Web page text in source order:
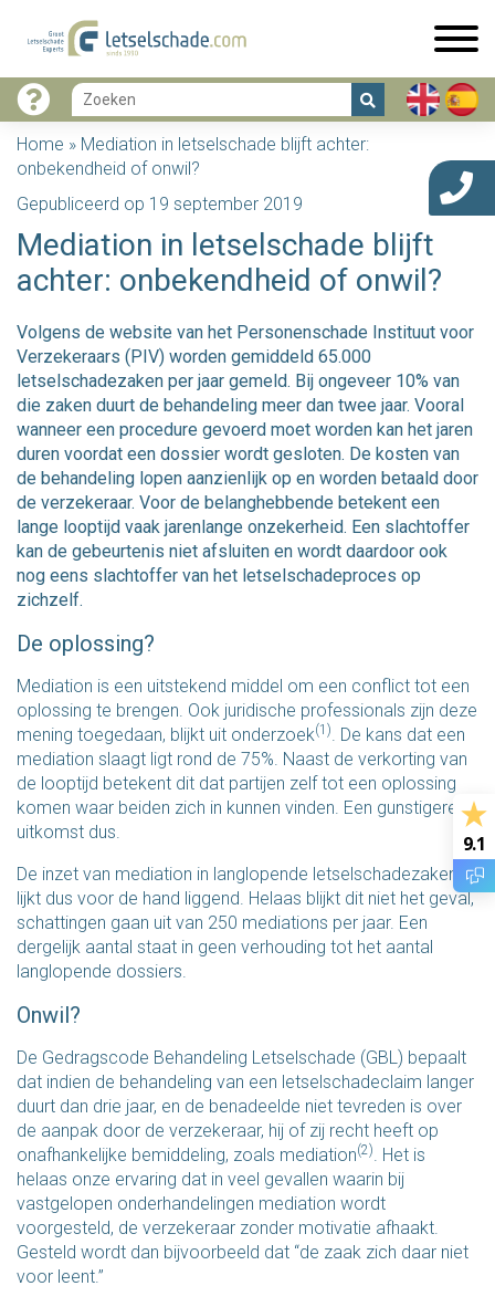
Home » Mediation in letselschade blijft achter:
onbekendheid of onwil?
Gepubliceerd op 19 september 2019
Mediation in letselschade blijft
achter: onbekendheid of onwil?
Volgens de website van het Personenschade Instituut voor
Verzekeraars (PIV) worden gemiddeld 65.000
letselschadezaken per jaar gemeld. Bij ongeveer 10% van
die zaken duurt de behandeling meer dan twee jaar. Vooral
wanneer een procedure gevoerd moet worden kan het jaren
duren voordat een dossier wordt gesloten. De kosten van
de behandeling lopen aanzienlijk op en worden betaald door
de verzekeraar. Voor de belanghebbende betekent een
lange looptijd vaak jarenlange onzekerheid. Een slachtoffer
kan de gebeurtenis niet afsluiten en wordt daardoor ook
nog eens slachtoffer van het letselschadeproces op
zichzelf.
De oplossing?
Mediation is een uitstekend middel om een conflict tot een
oplossing te brengen. Ook juridische professionals zijn deze
mening toegedaan, blijkt uit onderzoek(1). De kans dat een
mediation slaagt ligt rond de 75%. Naast de verkorting van
de looptijd betekent dit dat partijen zelf tot een oplossing
komen waar beiden zich in kunnen vinden. Een gunstigere
uitkomst dus.
De inzet van mediation in langlopende letselschadezaken
lijkt dus voor de hand liggend. Helaas blijkt dit niet het geval,
schattingen gaan uit van 250 mediations per jaar. Een
dergelijk aantal staat in geen verhouding tot het aantal
langlopende dossiers.
Onwil?
De Gedragscode Behandeling Letselschade (GBL) bepaalt
dat indien de behandeling van een letselschadeclaim langer
duurt dan drie jaar, en de benadeelde niet tevreden is over
de aanpak door de verzekeraar, hij of zij recht heeft op
onafhankelijke bemiddeling, zoals mediation(2). Het is
helaas onze ervaring dat in veel gevallen waarin bij
vastgelopen onderhandelingen mediation wordt
voorgesteld, de verzekeraar zonder motivatie afhaakt.
Gesteld wordt dan bijvoorbeeld dat “de zaak zich daar niet
voor leent.”
9.1